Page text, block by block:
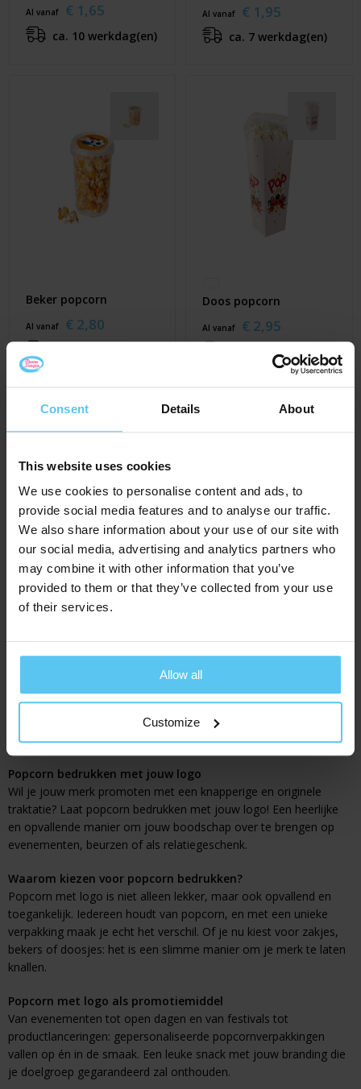
Consent Details About
This website uses cookies
We use cookies to personalise content and ads, to
provide social media features and to analyse our traffic.
We also share information about your use of our site with
our social media, advertising and analytics partners who
may combine it with other information that you’ve
provided to them or that they’ve collected from your use
of their services.
Allow all
Customize
Al vanaf € 1,65
ca. 10 werkdag(en)
Al vanaf € 1,95
ca. 7 werkdag(en)
Beker popcorn
Al vanaf € 2,80
Doos popcorn
Al vanaf € 2,95
ca. 7 werkdag(en)
Emmer popcorn
Al vanaf € 3,55
Popcorn bedrukken met jouw logo
Wil je jouw merk promoten met een knapperige en originele
traktatie? Laat popcorn bedrukken met jouw logo! Een heerlijke
en opvallende manier om jouw boodschap over te brengen op
evenementen, beurzen of als relatiegeschenk.
Waarom kiezen voor popcorn bedrukken?
Popcorn met logo is niet alleen lekker, maar ook opvallend en
toegankelijk. Iedereen houdt van popcorn, en met een unieke
verpakking maak je echt het verschil. Of je nu kiest voor zakjes,
bekers of doosjes: het is een slimme manier om je merk te laten
knallen.
Popcorn met logo als promotiemiddel
Van evenementen tot open dagen en van festivals tot
productlanceringen: gepersonaliseerde popcornverpakkingen
vallen op én in de smaak. Een leuke snack met jouw branding die
je doelgroep gegarandeerd zal onthouden.